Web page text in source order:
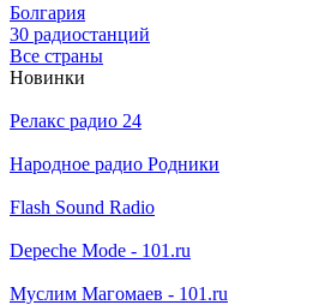
Болгария
30 радиостанций
Все страны
Новинки
Релакс радио 24
Народное радио Родники
Flash Sound Radio
Depeche Mode - 101.ru
Муслим Магомаев - 101.ru